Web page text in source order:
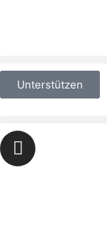
Unterstützen